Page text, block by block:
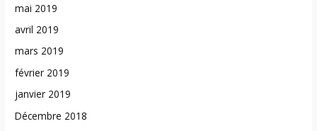
mai 2019
avril 2019
mars 2019
février 2019
janvier 2019
Décembre 2018